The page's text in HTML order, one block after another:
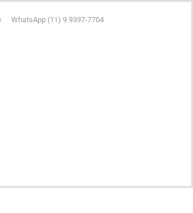
WhatsApp (11) 9 9397-7704